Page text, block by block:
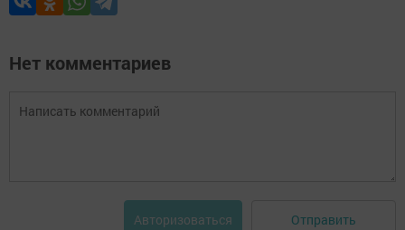
Нет комментариев
Авторизоваться Отправить